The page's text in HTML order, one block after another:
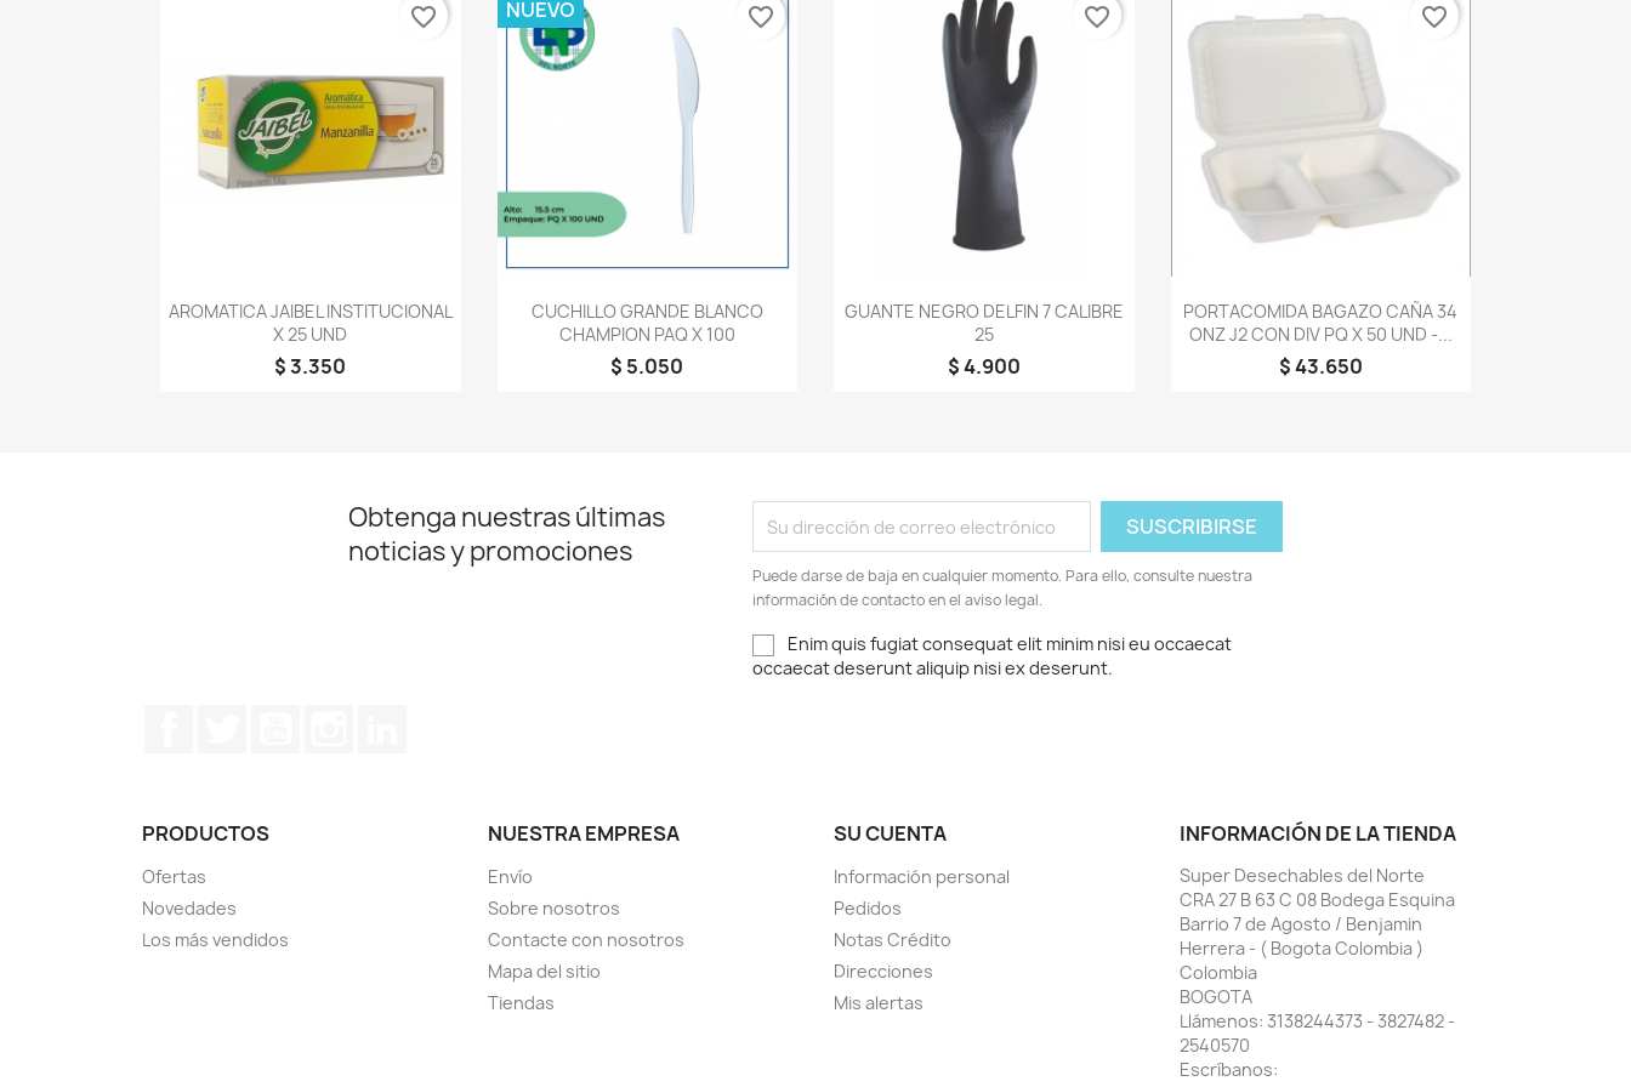
 Vista rápida
AROMATICA JAIBEL INSTITUCIONAL
X 25 UND
$ 3.350
favorite_border
Vista rápida
CUCHILLO GRANDE BLANCO
CHAMPION PAQ X 100
$ 5.050
NUEVO favorite_border
Vista rápida
GUANTE NEGRO DELFIN 7 CALIBRE
25
$ 4.900
favorite_border
Vista rápida
PORTACOMIDA BAGAZO CAÑA 34
ONZ J2 CON DIV PQ X 50 UND -...
$ 43.650
favorite_border
Obtenga nuestras últimas
noticias y promociones
Puede darse de baja en cualquier momento. Para ello, consulte nuestra
información de contacto en el aviso legal.
Enim quis fugiat consequat elit minim nisi eu occaecat
occaecat deserunt aliquip nisi ex deserunt.
PRODUCTOS
Ofertas
Novedades
Los más vendidos
NUESTRA EMPRESA
Envío
Sobre nosotros
Contacte con nosotros
Mapa del sitio
Tiendas
SU CUENTA
Información personal
Pedidos
Notas Crédito
Direcciones
Mis alertas
INFORMACIÓN DE LA TIENDA
Super Desechables del Norte
CRA 27 B 63 C 08 Bodega Esquina
Barrio 7 de Agosto / Benjamin
Herrera - ( Bogota Colombia )
Colombia
BOGOTA
Llámenos: 3138244373 - 3827482 -
2540570
Escríbanos: